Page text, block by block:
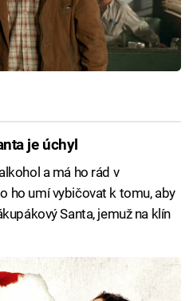
je úchyl
a má ho rád v
ho umí vybičovat k tomu, aby
Santa, jemuž na klín